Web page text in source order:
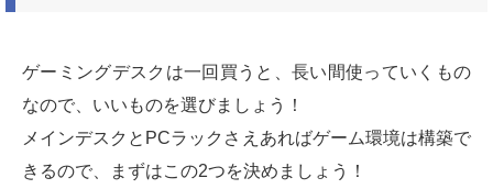
ゲーミングデスクは一回買うと、長い間使っていくもの
なので、いいものを選びましょう！
メインデスクとPCラックさえあればゲーム環境は構築で
きるので、まずはこの2つを決めましょう！